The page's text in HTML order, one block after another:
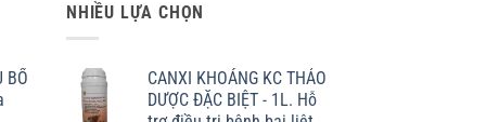
BỔ
NHIỀU LỰA CHỌN
CANXI KHOÁNG KC THẢO
DƯỢC ĐẶC BIỆT - 1L. Hỗ